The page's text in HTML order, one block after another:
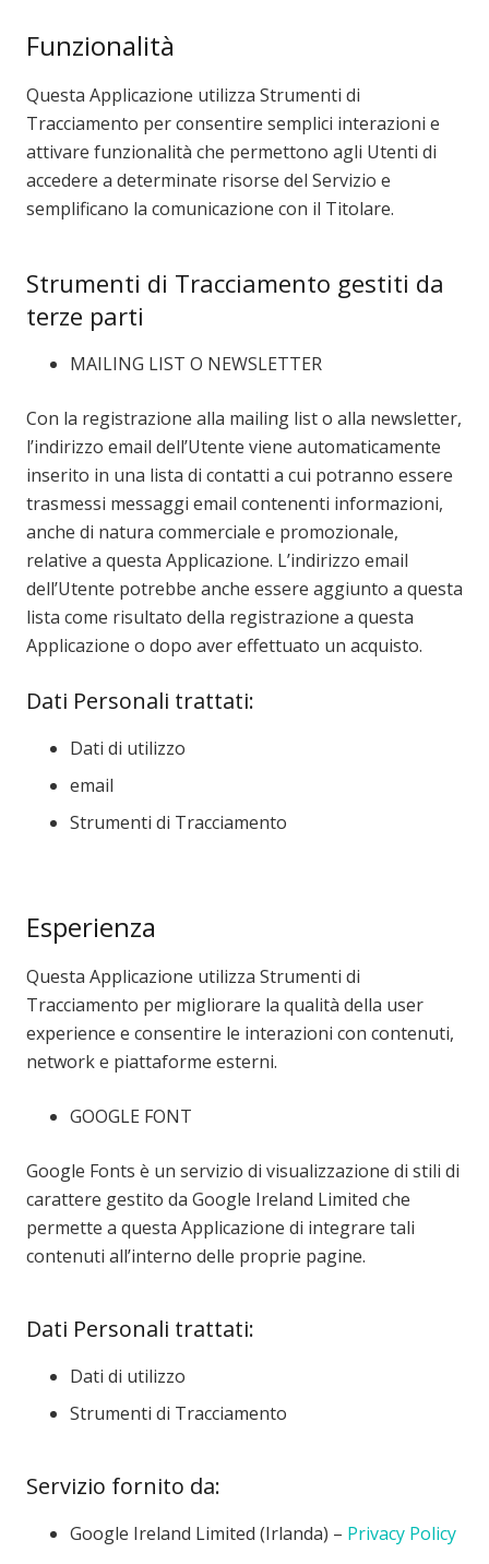
Funzionalità
Questa Applicazione utilizza Strumenti di
Tracciamento per consentire semplici interazioni e
attivare funzionalità che permettono agli Utenti di
accedere a determinate risorse del Servizio e
semplificano la comunicazione con il Titolare.
Strumenti di Tracciamento gestiti da
terze parti
MAILING LIST O NEWSLETTER
Con la registrazione alla mailing list o alla newsletter,
l’indirizzo email dell’Utente viene automaticamente
inserito in una lista di contatti a cui potranno essere
trasmessi messaggi email contenenti informazioni,
anche di natura commerciale e promozionale,
relative a questa Applicazione. L’indirizzo email
dell’Utente potrebbe anche essere aggiunto a questa
lista come risultato della registrazione a questa
Applicazione o dopo aver effettuato un acquisto.
Dati Personali trattati:
Dati di utilizzo
email
Strumenti di Tracciamento
Esperienza
Questa Applicazione utilizza Strumenti di
Tracciamento per migliorare la qualità della user
experience e consentire le interazioni con contenuti,
network e piattaforme esterni.
GOOGLE FONT
Google Fonts è un servizio di visualizzazione di stili di
carattere gestito da Google Ireland Limited che
permette a questa Applicazione di integrare tali
contenuti all’interno delle proprie pagine.
Dati Personali trattati:
Dati di utilizzo
Strumenti di Tracciamento
Servizio fornito da:
Google Ireland Limited (Irlanda) – Privacy Policy